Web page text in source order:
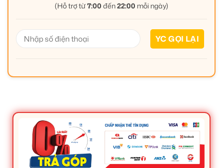
(Hỗ trợ từ7:00 đến22:00 mỗi ngày)